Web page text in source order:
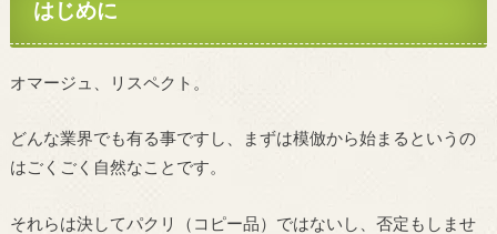
はじめに
オマージュ、リスペクト。
どんな業界でも有る事ですし、まずは模倣から始まるというの
はごくごく自然なことです。
それらは決してパクリ（コピー品）ではないし、否定もしませ